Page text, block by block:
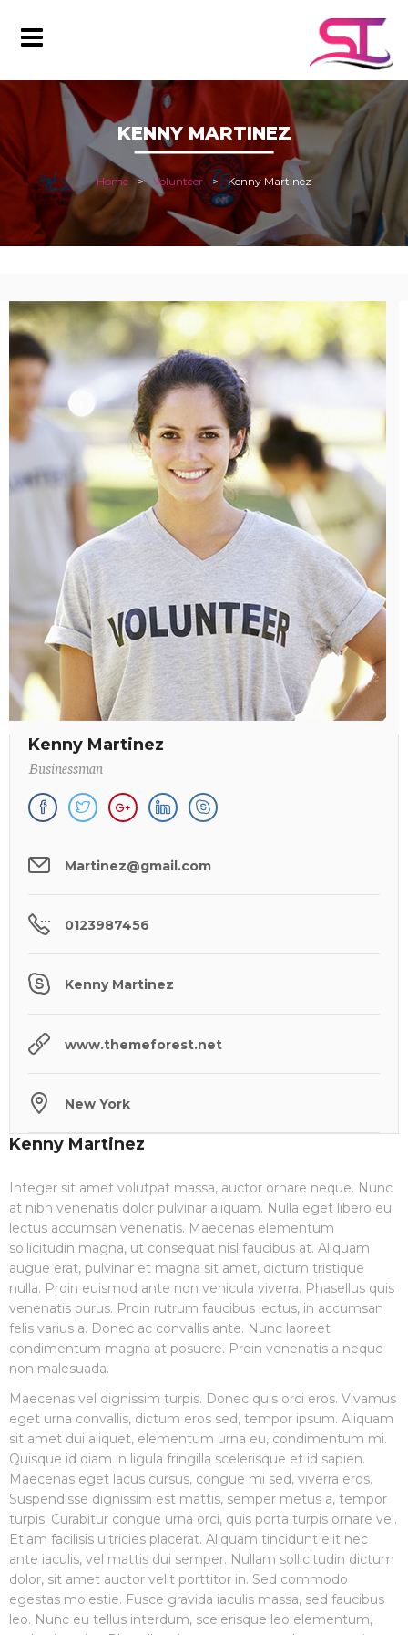
KENNY MARTINEZ
Home Volunteer Kenny Martinez
Kenny Martinez
Businessman
Martinez@gmail.com
0123987456
Kenny Martinez
www.themeforest.net
New York
Kenny Martinez
Integer sit amet volutpat massa, auctor ornare neque. Nunc
at nibh venenatis dolor pulvinar aliquam. Nulla eget libero eu
lectus accumsan venenatis. Maecenas elementum
sollicitudin magna, ut consequat nisl faucibus at. Aliquam
augue erat, pulvinar et magna sit amet, dictum tristique
nulla. Proin euismod ante non vehicula viverra. Phasellus quis
venenatis purus. Proin rutrum faucibus lectus, in accumsan
felis varius a. Donec ac convallis ante. Nunc laoreet
condimentum magna at posuere. Proin venenatis a neque
non malesuada.
Maecenas vel dignissim turpis. Donec quis orci eros. Vivamus
eget urna convallis, dictum eros sed, tempor ipsum. Aliquam
sit amet dui aliquet, elementum urna eu, condimentum mi.
Quisque id diam in ligula fringilla scelerisque et id sapien.
Maecenas eget lacus cursus, congue mi sed, viverra eros.
Suspendisse dignissim est mattis, semper metus a, tempor
turpis. Curabitur congue urna orci, quis porta turpis ornare vel.
Etiam facilisis ultricies placerat. Aliquam tincidunt elit nec
ante iaculis, vel mattis dui semper. Nullam sollicitudin dictum
dolor, sit amet auctor velit porttitor in. Sed commodo
egestas molestie. Fusce gravida iaculis massa, sed faucibus
leo. Nunc eu tellus interdum, scelerisque leo elementum,